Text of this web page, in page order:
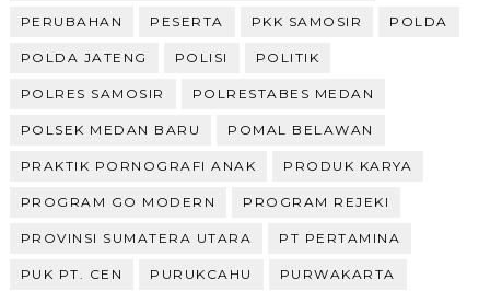
PERUBAHAN PESERTA PKK SAMOSIR POLDA
POLDA JATENG POLISI POLITIK
POLRES SAMOSIR POLRESTABES MEDAN
POLSEK MEDAN BARU POMAL BELAWAN
PRAKTIK PORNOGRAFI ANAK PRODUK KARYA
PROGRAM GO MODERN PROGRAM REJEKI
PROVINSI SUMATERA UTARA PT PERTAMINA
PUK PT. CEN PURUKCAHU PURWAKARTA